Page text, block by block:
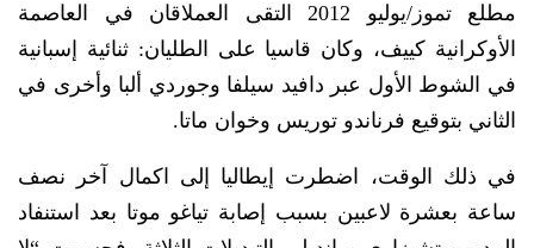
مطلع تموز/يوليو 2012 التقى العملاقان في العاصمة
الأوكرانية كييف، وكان قاسيا على الطليان: ثنائية إسبانية
في الشوط الأول عبر دافيد سيلفا وجوردي ألبا وأخرى في
الثاني بتوقيع فرناندو توريس وخوان ماتا.
في ذلك الوقت، اضطرت إيطاليا إلى اكمال آخر نصف
ساعة بعشرة لاعبين بسبب إصابة تياغو موتا بعد استنفاد